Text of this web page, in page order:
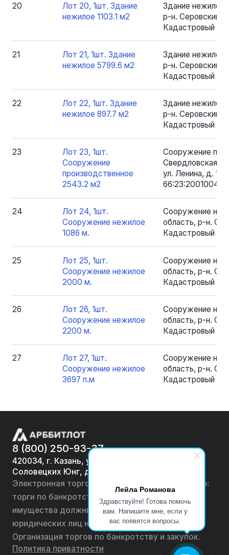
Лейла Романова
Здравствуйте! Готова помочь
вам. Напишите мне, если у
вас появятся вопросы.
20
Лот 20, 1шт. Здание
нежилое 1103.1 м2
Здание нежилое
р-н. Серовский,
Кадастровый
21
Лот 21, 1шт. Здание
нежилое 5799.6 м2
Здание нежилое
р-н. Серовский,
Кадастровый
22
Лот 22, 1шт. Здание
нежилое 897.7 м2
Здание нежилое
р-н. Серовский,
Кадастровый
23
Лот 23, 1шт.
Сооружение
производственное
2543.2 м2
Сооружение
Свердловская
ул. Ленина, д. 1.
24
Лот 24, 1шт.
Сооружение нежилое
1086 м.
Сооружение
область, р-н.
Кадастровый
25
Лот 25, 1шт.
Сооружение нежилое
2000 м.
Сооружение
область, р-н.
Кадастровый
26
Лот 26, 1шт.
Сооружение нежилое
2200 м.
Сооружение
область, р-н.
Кадастровый
27
Лот 27, 1шт.
Сооружение нежилое
3697 п.м
Сооружение
область, р-н.
Кадастровый
8 (800) 250-93-37
420034, г. Казань, ул.
Соловецких Юнг, д. 7
Электронная торговая площадка «АРББИТЛОТ»:
торги по банкротству, лоты по продаже
имущества должников физических лиц и
юридических лиц на онлайн-аукционах.
Организация торгов по банкротству и закупок.
Политика приватности